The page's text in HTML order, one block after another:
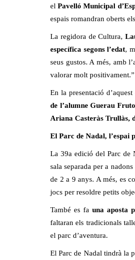
elPavelló Municipal
espais romandran oberts
La regidora de Cultura,
específica segons l’edat,
seus gustos. A més, amb
valorar molt positivament.”
En la presentació
de l’alumne Guerau
Ariana Casteràs Trullàs,
El Parc de Nadal, l’espai
La 39a edició del Parc de
sala separada per a
de 2 a 9 anys. A més, es
jocs per resoldre petits
També es fauna aposta
faltaran els tradicionals
el parc d’aventura.
El Parc de Nadal tindrà la